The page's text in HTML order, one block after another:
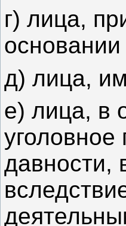
г) лица,
д) лица,
е) лица, в
давности,